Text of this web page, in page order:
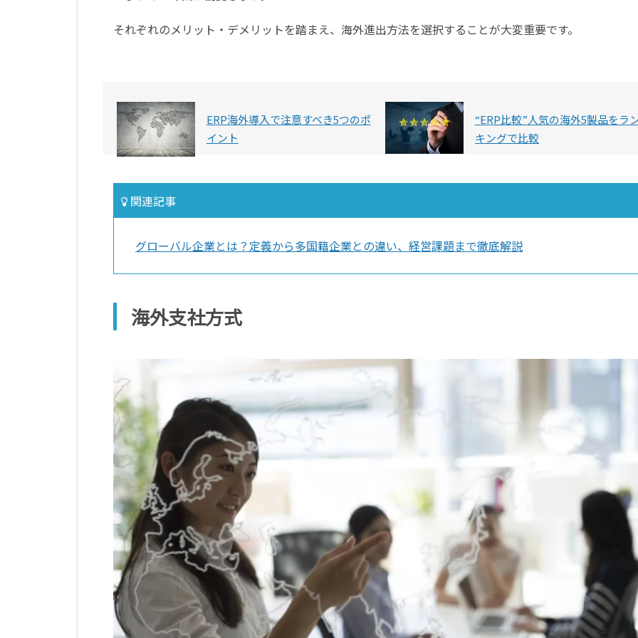
それぞれのメリット・デメリットを踏まえ、海外進出方法を選択することが大変重要です。
ERP海外導入で注意すべき5つのポ
イント
“ERP比較”人気の海外5製品をラ
キングで比較
関連記事
グローバル企業とは？定義から多国籍企業との違い、経営課題まで徹底解説
海外支社方式